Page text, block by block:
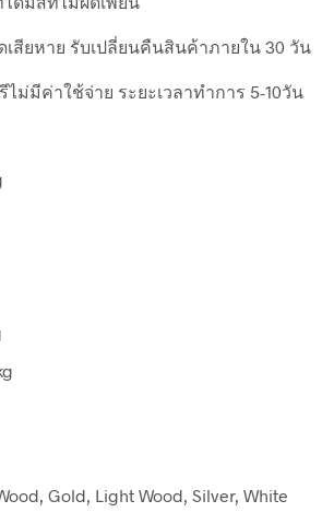
เสียหาย รับเปลี่ยนคืนสินค้าภายใน 30 วัน
ไม่มีค่าใช้จ่าย ระยะเวลาทำการ 5-10วัน
Gold, Light Wood, Silver, White